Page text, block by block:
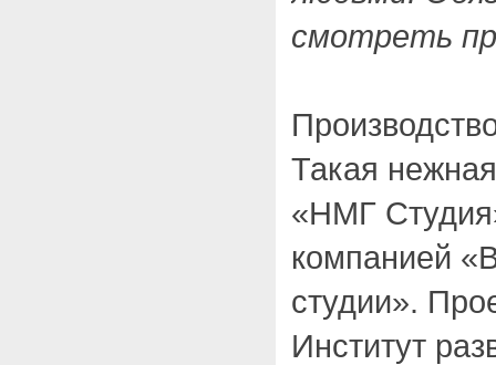
смотреть
Такая
«НМГ
компанией
студии».
Институт